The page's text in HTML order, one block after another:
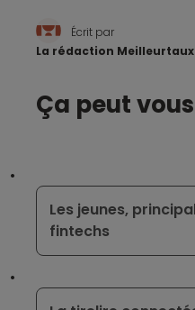
Écrit par
La rédaction Meilleurtaux
Ça peut
Les jeunes,
fintechs